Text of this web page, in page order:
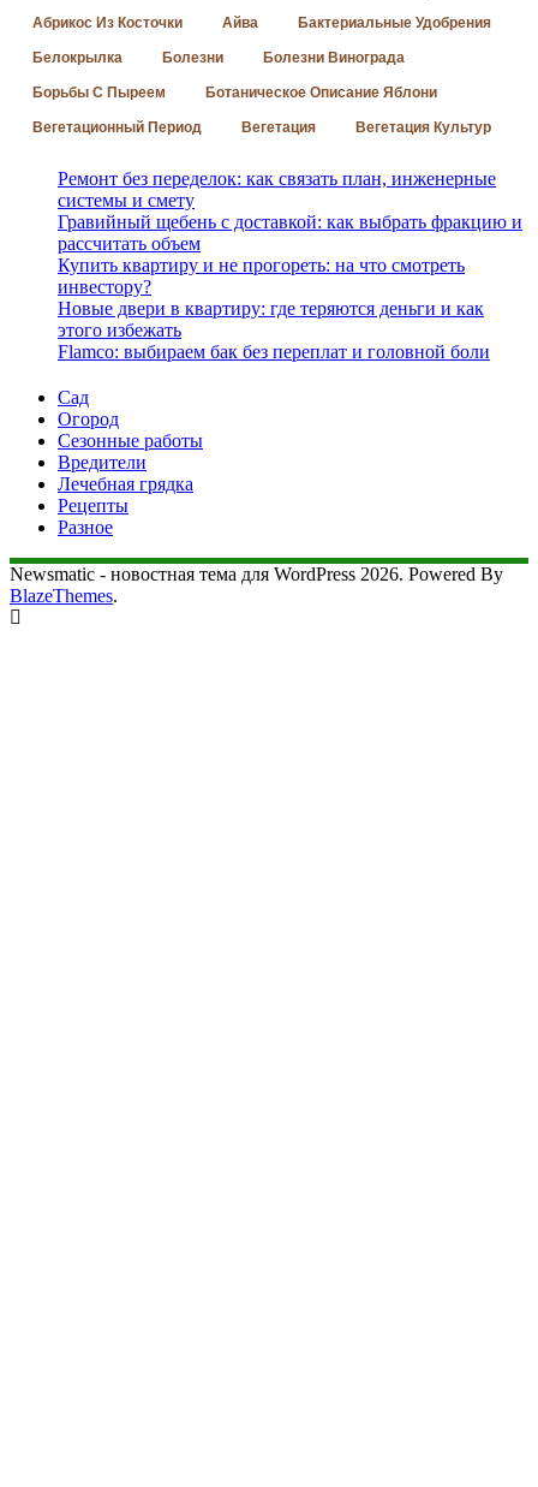
Абрикос Из Косточки Айва Бактериальные Удобрения
Белокрылка Болезни Болезни Винограда
Борьбы С Пыреем Ботаническое Описание Яблони
Вегетационный Период Вегетация Вегетация Культур
Ремонт без переделок: как связать план, инженерные
системы и смету
Гравийный щебень с доставкой: как выбрать фракцию и
рассчитать объем
Купить квартиру и не прогореть: на что смотреть
инвестору?
Новые двери в квартиру: где теряются деньги и как
этого избежать
Flamco: выбираем бак без переплат и головной боли
Сад
Огород
Сезонные работы
Вредители
Лечебная грядка
Рецепты
Разное
Newsmatic - новостная тема для WordPress 2026. Powered By
BlazeThemes.